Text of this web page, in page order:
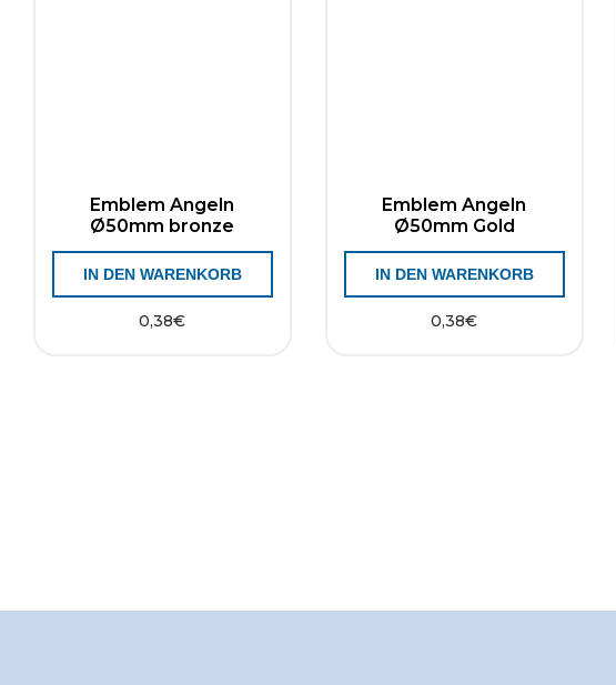
Emblem Angeln
Ø50mm bronze
0,38€
IN DEN WARENKORB
Emblem Angeln
Ø50mm Gold
0,38€
IN DEN WARENKORB